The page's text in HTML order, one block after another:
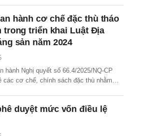
quyết (chiếm tỷ lệ 89,01% tổng số đại
hành cơ chế đặc thù tháo
trong triển khai Luật Địa
sản năm 2024
hành Nghị quyết số 66.4/2025/NQ-CP
các cơ chế, chính sách đặc thù nhằm
duyệt mức vốn điều lệ